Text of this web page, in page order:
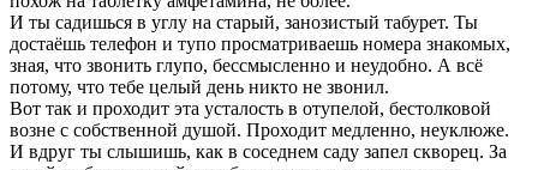
И ты садишься в углу на старый, занозистый табурет. Ты
достаёшь телефон и тупо просматриваешь номера знакомых,
зная, что звонить глупо, бессмысленно и неудобно. А всё
потому, что тебе целый день никто не звонил.
Вот так и проходит эта усталость в отупелой, бестолковой
возне с собственной душой. Проходит медленно, неуклюже.
И вдруг ты слышишь, как в соседнем саду запел скворец. За